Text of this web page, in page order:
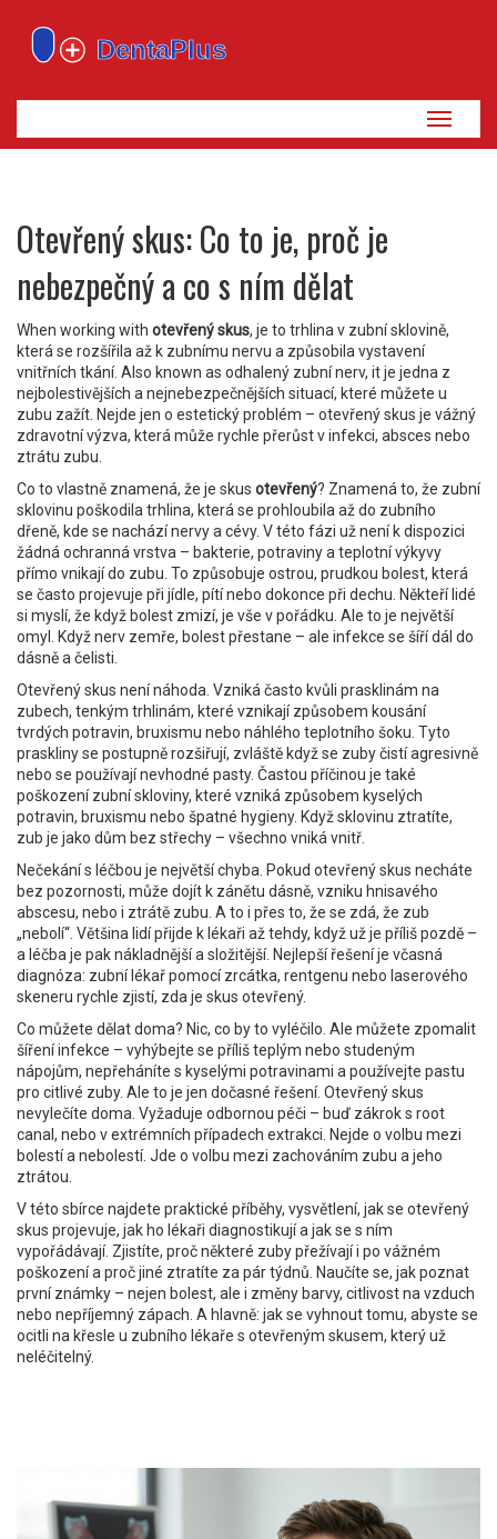
Zobrazit
navigaci
Otevřený skus: Co to je, proč je
nebezpečný a co s ním dělat
When working with otevřený skus, je to trhlina v zubní sklovině,
která se rozšířila až k zubnímu nervu a způsobila vystavení
vnitřních tkání. Also known as odhalený zubní nerv, it je jedna z
nejbolestivějších a nejnebezpečnějších situací, které můžete u
zubu zažít. Nejde jen o estetický problém – otevřený skus je vážný
zdravotní výzva, která může rychle přerůst v infekci, absces nebo
ztrátu zubu.
Co to vlastně znamená, že je skus otevřený? Znamená to, že zubní
sklovinu poškodila trhlina, která se prohloubila až do zubního
dřeně, kde se nachází nervy a cévy. V této fázi už není k dispozici
žádná ochranná vrstva – bakterie, potraviny a teplotní výkyvy
přímo vnikají do zubu. To způsobuje ostrou, prudkou bolest, která
se často projevuje při jídle, pítí nebo dokonce při dechu. Někteří lidé
si myslí, že když bolest zmizí, je vše v pořádku. Ale to je největší
omyl. Když nerv zemře, bolest přestane – ale infekce se šíří dál do
dásně a čelisti.
Otevřený skus není náhoda. Vzniká často kvůli prasklinám na
zubech, tenkým trhlinám, které vznikají způsobem kousání
tvrdých potravin, bruxismu nebo náhlého teplotního šoku . Tyto
praskliny se postupně rozšiřují, zvláště když se zuby čistí agresivně
nebo se používají nevhodné pasty. Častou příčinou je také
poškození zubní skloviny, které vzniká způsobem kyselých
potravin, bruxismu nebo špatné hygieny. Když sklovinu ztratíte,
zub je jako dům bez střechy – všechno vniká vnitř.
Nečekání s léčbou je největší chyba. Pokud otevřený skus necháte
bez pozornosti, může dojít k zánětu dásně, vzniku hnisavého
abscesu, nebo i ztrátě zubu. A to i přes to, že se zdá, že zub
„nebolí“. Většina lidí přijde k lékaři až tehdy, když už je příliš pozdě –
a léčba je pak nákladnější a složitější. Nejlepší řešení je včasná
diagnóza: zubní lékař pomocí zrcátka, rentgenu nebo laserového
skeneru rychle zjistí, zda je skus otevřený.
Co můžete dělat doma? Nic, co by to vyléčilo. Ale můžete zpomalit
šíření infekce – vyhýbejte se příliš teplým nebo studeným
nápojům, nepřeháníte s kyselými potravinami a používejte pastu
pro citlivé zuby. Ale to je jen dočasné řešení. Otevřený skus
nevylečíte doma. Vyžaduje odbornou péči – buď zákrok s root
canal, nebo v extrémních případech extrakci. Nejde o volbu mezi
bolestí a nebolestí. Jde o volbu mezi zachováním zubu a jeho
ztrátou.
V této sbírce najdete praktické příběhy, vysvětlení, jak se otevřený
skus projevuje, jak ho lékaři diagnostikují a jak se s ním
vypořádávají. Zjistíte, proč některé zuby přežívají i po vážném
poškození a proč jiné ztratíte za pár týdnů. Naučíte se, jak poznat
první známky – nejen bolest, ale i změny barvy, citlivost na vzduch
nebo nepříjemný zápach. A hlavně: jak se vyhnout tomu, abyste se
ocitli na křesle u zubního lékaře s otevřeným skusem, který už
neléčitelný.